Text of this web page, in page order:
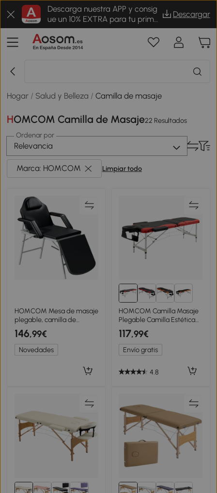
Descarga nuestra APP y consig
ue un 10% EXTRA para tu prime
r pedido
Descargar
Hogar / Salud y Belleza /Camilla de masaje
HOMCOM Camilla de Masaje22 Resultados
Ordenar por
Relevancia
Marca: HOMCOM Limpiar todo
HOMCOM Mesa de masaje
plegable, camilla de
masaje 3 zonas portátil 182
x 62 cm con
reposacabezas y
reposabrazos
146,99€
Novedades
1+
HOMCOM Camilla Masaje
Plegable Camilla Estética
Profesional de Aluminio de
3 Zonas con Respaldo
Altura Ajustable 9 Niveles
Reposacabezas Extraíble
Spa 215x81 cm Negro y Rojo
117,99€
Envío gratis
4.8